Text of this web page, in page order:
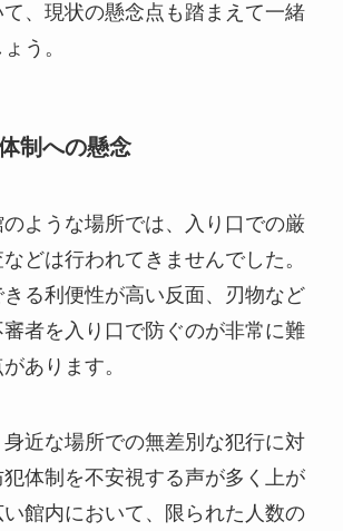
、現状の懸念点も踏まえて一緒
う。
制への懸念
ような場所では、入り口での厳
どは行われてきませんでした。
る利便性が高い反面、刃物など
者を入り口で防ぐのが非常に難
あります。
近な場所での無差別な犯行に対
犯体制を不安視する声が多く上が
館内において、限られた人数の